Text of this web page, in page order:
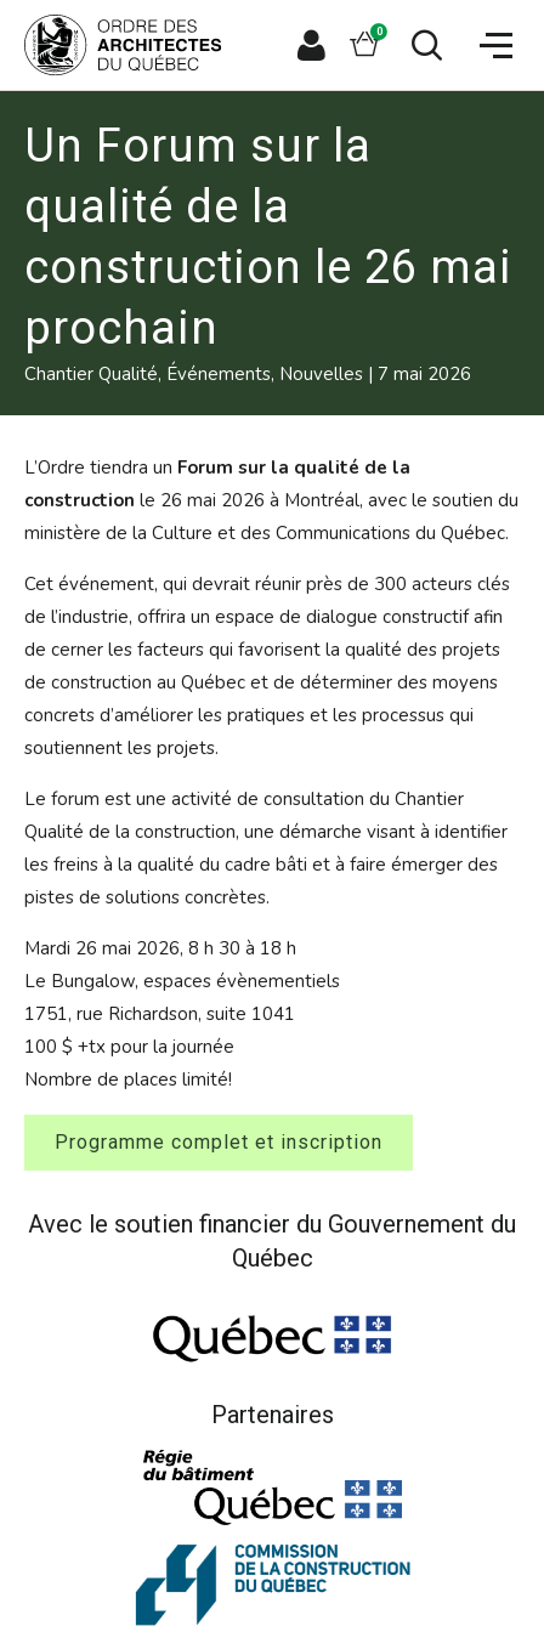
directement
recherche
directement
contenu
principal
Panier
0
membre
le
la
site
Un Forum sur la
qualité de la
construction le 26 mai
prochain
Chantier Qualité, Événements, Nouvelles | 7 mai 2026
L’Ordre tiendra un Forum sur la qualité de la
construction le 26 mai 2026 à Montréal, avec le soutien du
ministère de la Culture et des Communications du Québec.
Cet événement, qui devrait réunir près de 300 acteurs clés
de l’industrie, offrira un espace de dialogue constructif afin
de cerner les facteurs qui favorisent la qualité des projets
de construction au Québec et de déterminer des moyens
concrets d’améliorer les pratiques et les processus qui
soutiennent les projets.
Le forum est une activité de consultation du Chantier
Qualité de la construction, une démarche visant à identifier
les freins à la qualité du cadre bâti et à faire émerger des
pistes de solutions concrètes.
Mardi 26 mai 2026, 8 h 30 à 18 h
Le Bungalow, espaces évènementiels
1751, rue Richardson, suite 1041
100 $ +tx pour la journée
Nombre de places limité!
Programme complet et inscription
Avec le soutien financier du Gouvernement du
Québec
Partenaires